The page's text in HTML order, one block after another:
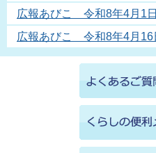
広報あびこ 令和8年4月1
広報あびこ 令和8年4月16